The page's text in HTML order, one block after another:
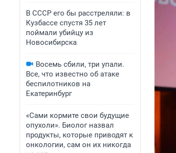
В СССР его бы расстреляли: в
Кузбассе спустя 35 лет
поймали убийцу из
Новосибирска
Восемь сбили, три упали.
Все, что известно об атаке
беспилотников на
Екатеринбург
«Сами кормите свои будущие
опухоли». Биолог назвал
продукты, которые приводят к
онкологии, сам он их никогда